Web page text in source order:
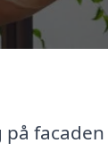
facaden